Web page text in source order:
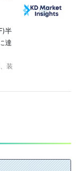
半
達
装